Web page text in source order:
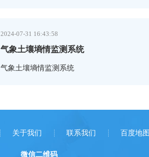
2024-07-31 16:43:58
气象土壤墒情监测系统
气象土壤墒情监测系统
关于我们 联系我们 百度地图
微信二维码